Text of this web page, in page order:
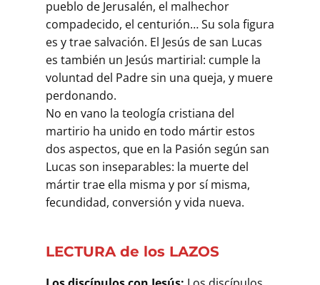
pueblo de Jerusalén, el malhechor
compadecido, el centurión… Su sola figura
es y trae salvación. El Jesús de san Lucas
es también un Jesús martirial: cumple la
voluntad del Padre sin una queja, y muere
perdonando.
No en vano la teología cristiana del
martirio ha unido en todo mártir estos
dos aspectos, que en la Pasión según san
Lucas son inseparables: la muerte del
mártir trae ella misma y por sí misma,
fecundidad, conversión y vida nueva.
LECTURA de los LAZOS